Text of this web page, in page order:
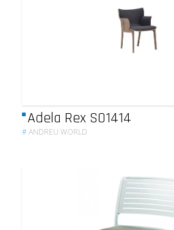
Adela Rex SO1414
#ANDREU WORLD